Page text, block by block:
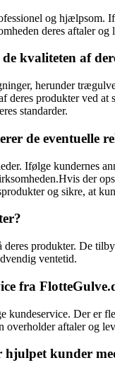
og hjælpsom.
deres aftaler og
kvaliteten af
herunder
produkter ved
standarder.
de eventuelle
Ifølge kundernes
der
og sikre, at
produkter. De
ventetid.
fra
Der er
overholder aftaler og
kunder